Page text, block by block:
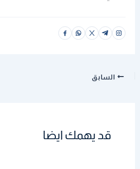
السابق
قد يهمك ايضا